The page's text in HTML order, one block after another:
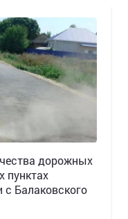
дорожных
пунктах
с Балаковского